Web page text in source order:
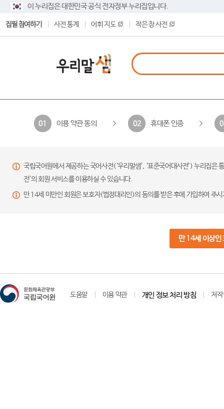
이 누리집은 대한민국 공식 전자정부 누리집입니다.
집필 참여하기 사전 통계 어휘 지도 작은 창 사전
01 이용 약관 동의 02 휴대폰 인증
국립국어원에서 제공하는 국어사전(‘우리말샘’, ‘표준국어대사전’) 누리집
전’의 회원 서비스를 이용하실 수 있습니다.
만 14세 미만인 회원은 보호자(법정대리인)의 동의를 받은 후에 가입하여 주
만 14세 이상인
도움말 이용 약관 개인 정보 처리 방침 저